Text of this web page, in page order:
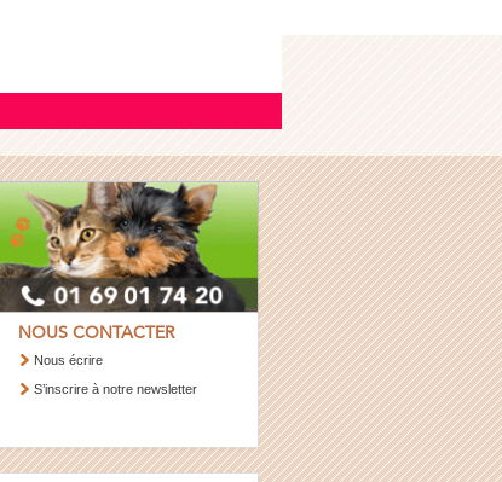
NOUS CONTACTER
Nous écrire
S’inscrire à notre newsletter